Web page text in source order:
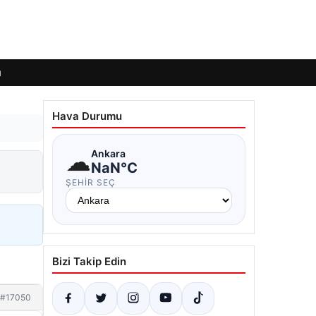
#17050
Hava Durumu
☁Ankara
NaN°C
ŞEHIR SEÇ
Bizi Takip Edin